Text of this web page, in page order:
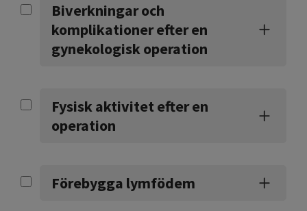
Biverkningar och
komplikationer efter en
gynekologisk operation
Fysisk aktivitet efter en
operation
Förebygga lymfödem